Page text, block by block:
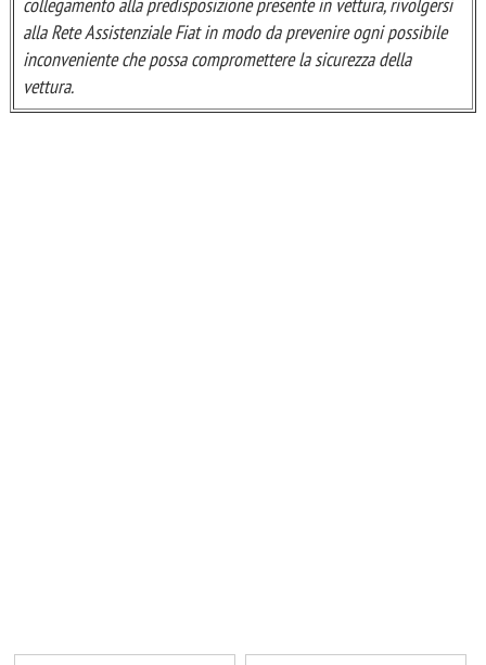
alla Rete Assistenziale Fiat in modo da prevenire ogni possibile
inconveniente che possa compromettere la sicurezza della
vettura.